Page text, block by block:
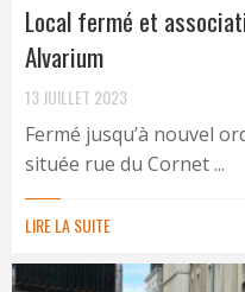
Local fermé et
Alvarium
13 JUILLET 2023
Fermé jusqu’à nouvel
située rue du Cornet ...
LIRE LA SUITE